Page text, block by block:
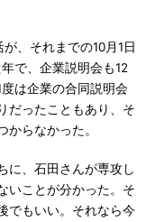
、それまでの10月1日
で、企業説明会も12
は企業の合同説明会
だったこともあり、そ
らなかった。
に、石田さんが専攻し
いことが分かった。そ
でもいい。それなら今